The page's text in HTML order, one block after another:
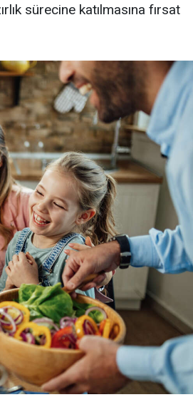
sürecine katılmasına fırsat